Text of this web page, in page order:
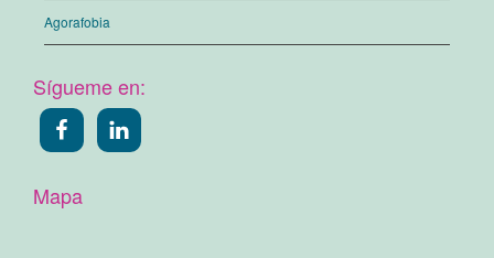
Agorafobia
Sígueme en:
Mapa